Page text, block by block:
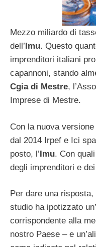
Mezzo miliardo di
dell’Imu. Questo
imprenditori italiani
capannoni, stando
Cgia di Mestre,
Imprese di Mestre.
Con la nuova
dal 2014 Irpef e Ici
posto, l’Imu. Con
degli imprenditori e
Per dare una
studio ha ipotizzato
corrispondente alla
nostro Paese – e